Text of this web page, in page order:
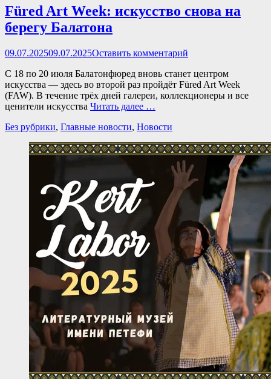
Füred Art Week: искусство снова на
берегу Балатона
Опубликовано
09.07.202509.07.2025Оставить комментарий
С 18 по 20 июля Балатонфюред вновь станет центром
искусства — здесь во второй раз пройдёт Füred Art Week
(FAW). В течение трёх дней галереи, коллекционеры и все
ценители искусства Читать далее …
Категории
Без рубрики, Главные новости, Новости